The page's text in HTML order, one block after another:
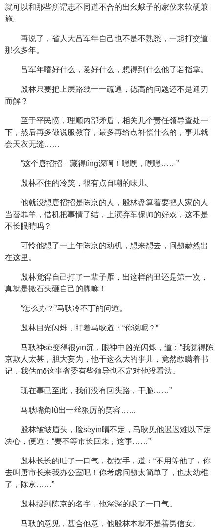
就可以和那些所谓志不同道不合的出幺蛾子的家伙来软硬兼
施。
再说了，省人大吕军年自己也不是不熟悉，一起打交道
那么多年。
吕军年嗜好什么，爱好什么，想得到什么他了若指掌。
殷林只要把上层路线一一疏通，德高的问题还不是迎刃
而解？
至于平民愤，理顺内部矛盾，相关几个责任领导查处一
下，然后再多做说服教育，最多再给点补偿什么的，事儿就
会天衣无缝……
“这个唐招招，藏得tǐng深啊！嘿嘿，嘿嘿……”
殷林不住的冷笑，很有点自嘲的味儿。
他就没想唐招招是陈京的人，殷林盘算着要把人家的人
当替罪羊，借机把事情了结，上演弃车保帅的好戏，这不是
不长眼睛吗？
可怜他想了一上午陈京的动机，想来想去，问题赫然出
在这里。
殷林觉得自己打了一辈子雁，出这样的丑还是第一次，
真就是搬石头砸自己的脚嘛！
“怎么办？”马耿冷不丁的问道。
殷林目光闪烁，盯着马耿道：“你说呢？”
马耿神sè变得很yīn沉，眼神中凶光闪烁，道：“我觉得陈
京欺人太甚，胆大妄为，他干这么大的事儿，竟然敢瞒着书
记，我估mō这事省委有些领导也不定对他没看法。
现在事已至此，我们没有回头路，干脆……”
马耿嘴角lù出一丝狠厉的笑容……
殷林皱皱眉头，脸sèyīn晴不定，马耿见他迟迟难以下定
决心，便道：“要不等市长回来，这事……”
殷林长长的吐了一口气，摆摆手，道：“不用等他了，你
去叫唐市长来我办公室吧！你考虑问题太简单了，也太幼稚
了，陈京……”
殷林提到陈京的名字，他深深的吸了一口气。
马耿的意见，甚合他意，他殷林本就不是善男信女。